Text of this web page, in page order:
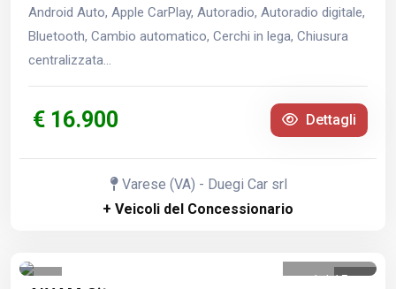
Android Auto, Apple CarPlay, Autoradio, Autoradio digitale,
Bluetooth, Cambio automatico, Cerchi in lega, Chiusura
centralizzata...
€ 16.900 Dettagli
Varese (VA) - Duegi Car srl
+ Veicoli del Concessionario
1 /15